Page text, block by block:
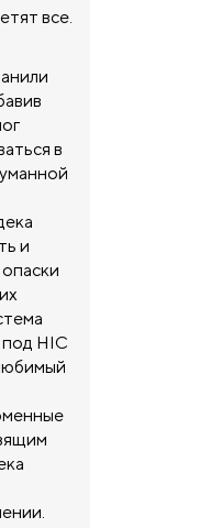
все.
в
и
HIC